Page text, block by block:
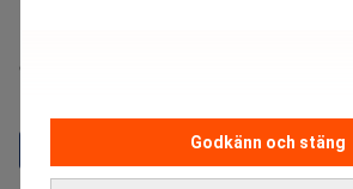
Godkänn och stäng
dig som vill fördjupa dig inom finans- och